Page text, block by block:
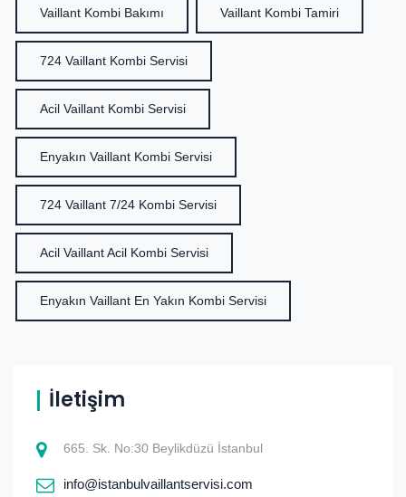
Vaillant Kombi Bakımı Vaillant Kombi Tamiri
724 Vaillant Kombi Servisi
Acil Vaillant Kombi Servisi
Enyakın Vaillant Kombi Servisi
724 Vaillant 7/24 Kombi Servisi
Acil Vaillant Acil Kombi Servisi
Enyakın Vaillant En Yakın Kombi Servisi
İletişim
665. Sk. No:30 Beylikdüzü İstanbul
info@istanbulvaillantservisi.com